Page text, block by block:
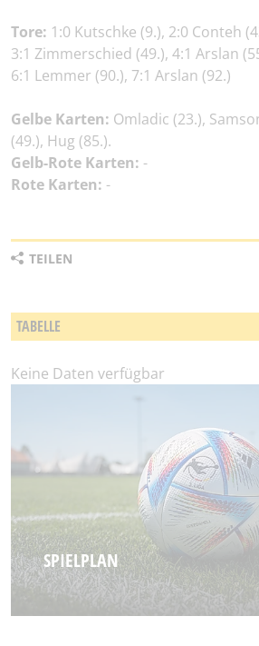
Tore: 1:0 Kutschke (9.), 2:0 Conteh
3:1 Zimmerschied (49.), 4:1 Arslan
6:1 Lemmer (90.), 7:1 Arslan (92.)
Gelbe Karten: Omladic (23.),
(49.), Hug (85.).
Gelb-Rote Karten: -
Rote Karten: -
TEILEN
TABELLE
Keine Daten verfügbar
SPIELPLAN